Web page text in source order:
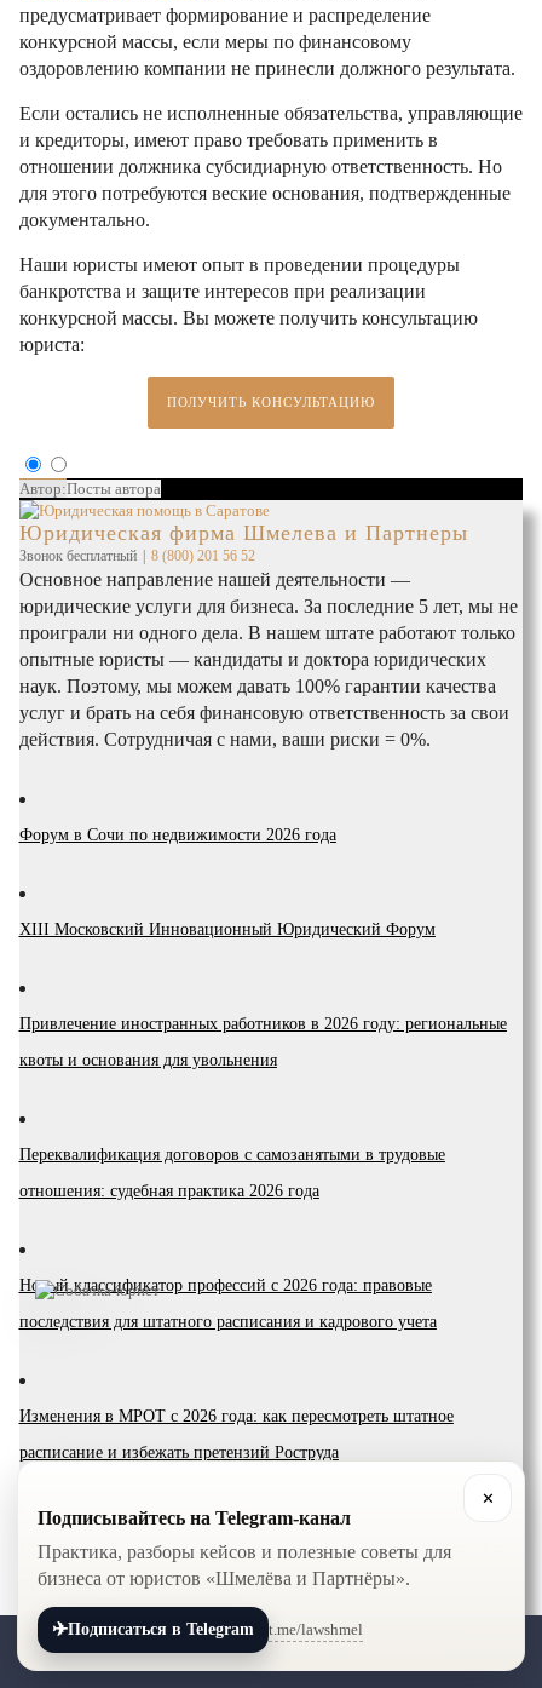
предусматривает формирование и распределение
конкурсной массы, если меры по финансовому
оздоровлению компании не принесли должного результата.
Если остались не исполненные обязательства, управляющие
и кредиторы, имеют право требовать применить в
отношении должника субсидиарную ответственность. Но
для этого потребуются веские основания, подтвержденные
документально.
Наши юристы имеют опыт в проведении процедуры
банкротства и защите интересов при реализации
конкурсной массы. Вы можете получить консультацию
юриста:
ПОЛУЧИТЬ КОНСУЛЬТАЦИЮ
Автор:Посты автора
Юридическая фирма Шмелева и Партнеры
Звонок бесплатный | 8 (800) 201 56 52
Основное направление нашей деятельности —
юридические услуги для бизнеса. За последние 5 лет, мы не
проиграли ни одного дела. В нашем штате работают только
опытные юристы — кандидаты и доктора юридических
наук. Поэтому, мы можем давать 100% гарантии качества
услуг и брать на себя финансовую ответственность за свои
действия. Сотрудничая с нами, ваши риски = 0%.
Форум в Сочи по недвижимости 2026 года
XIII Московский Инновационный Юридический Форум
Привлечение иностранных работников в 2026 году: региональные
квоты и основания для увольнения
Переквалификация договоров с самозанятыми в трудовые
отношения: судебная практика 2026 года
Новый классификатор профессий с 2026 года: правовые
последствия для штатного расписания и кадрового учета
Изменения в МРОТ с 2026 года: как пересмотреть штатное
расписание и избежать претензий Роструда
Проверки ГИТ в 2026 году: цифровой надзор и риски штрафов до
миллиона рублей
Запрет наличных расчетов с поставщиками из ЕАЭС с 1 апреля
✕
Подписывайтесь на Telegram-канал
Практика, разборы кейсов и полезные советы для
бизнеса от юристов «Шмелёва и Партнёры».
✈Подписаться в Telegram t.me/lawshmel
+7 (800) 201-56-52 +7 (8452) 30-90-56